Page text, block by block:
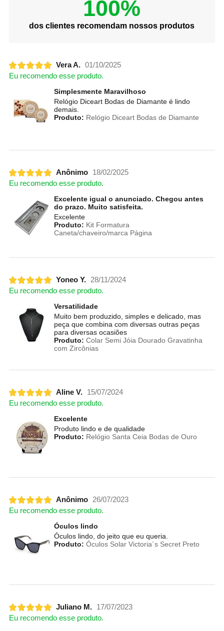
100%
dos clientes recomendam nossos produtos
Vera A. 01/10/2025
Eu recomendo esse produto.
Simplesmente Maravilhoso
Relógio Diceart Bodas de Diamante é lindo
demais.
Produto: Relógio Diceart Bodas de Diamante
Anônimo
18/02/2025
Eu recomendo esse produto.
Excelente igual o anunciado. Chegou antes
do prazo. Muito satisfeita.
Excelente
Produto: Kit Formatura
Caneta/chaveiro/marca Página
Yoneo Y. 28/11/2024
Eu recomendo esse produto.
Versatilidade
Muito bem produzido, simples e delicado, mas
peça que combina com diversas outras peças
para diversas ocasiões
Produto: Colar Semi Jóia Dourado Gravatinha
com Zircônias
Aline V.
15/07/2024
Eu recomendo esse produto.
Excelente
Produto lindo e de qualidade
Produto: Relógio Santa Ceia Bodas de Ouro
Anônimo 26/07/2023
Eu recomendo esse produto.
Óculos lindo
Óculos lindo, do jeito que eu queria.
Produto: Óculos Solar Victoria´s Secret Preto
Juliano M.
17/07/2023
Eu recomendo esse produto.